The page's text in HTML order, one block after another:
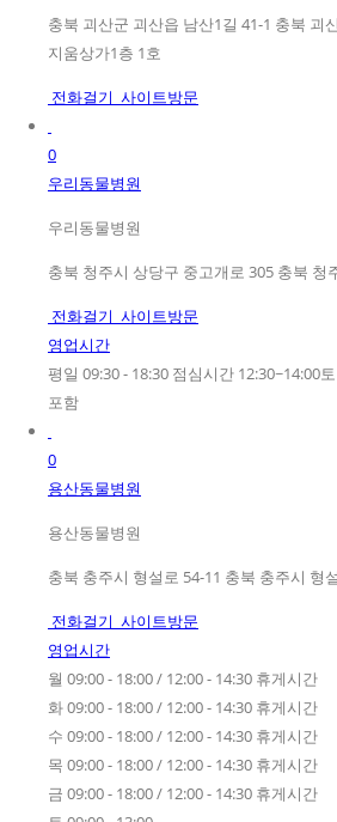
충북 괴산군 괴산읍 남산1길 41-1 충북 괴
지움상가1층 1호
전화걸기 사이트방문
0
우리동물병원
우리동물병원
충북 청주시 상당구 중고개로 305 충북 청
전화걸기 사이트방문
영업시간
평일 09:30 - 18:30 점심시간 12:30~14:00
포함
0
용산동물병원
용산동물병원
충북 충주시 형설로 54-11 충북 충주시 형
전화걸기 사이트방문
영업시간
월 09:00 - 18:00 / 12:00 - 14:30 휴게시간
화 09:00 - 18:00 / 12:00 - 14:30 휴게시간
수 09:00 - 18:00 / 12:00 - 14:30 휴게시간
목 09:00 - 18:00 / 12:00 - 14:30 휴게시간
금 09:00 - 18:00 / 12:00 - 14:30 휴게시간